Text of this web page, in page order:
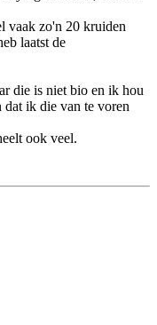
vaak zo'n 20 kruiden
laatst de
die is niet bio en ik hou
dat ik die van te voren
ook veel.